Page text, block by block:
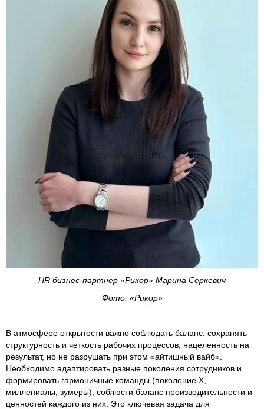
HR бизнес-партнер «Рикор» Марина Серкевич
Фото: «Рикор»
В атмосфере открытости важно соблюдать баланс: сохранять
структурность и четкость рабочих процессов, нацеленность на
результат, но не разрушать при этом «айтишный вайб».
Необходимо адаптировать разные поколения сотрудников и
формировать гармоничные команды (поколение Х,
миллениалы, зумеры), соблюсти баланс производительности и
ценностей каждого из них. Это ключевая задача для